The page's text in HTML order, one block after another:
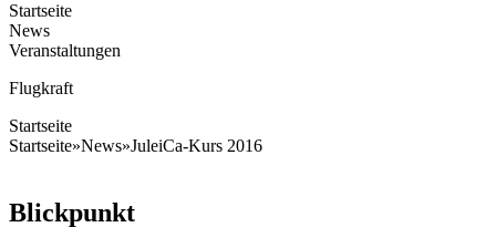
Startseite
News
Veranstaltungen
Flugkraft
Startseite
Startseite»News»JuleiCa-Kurs 2016
Blickpunkt